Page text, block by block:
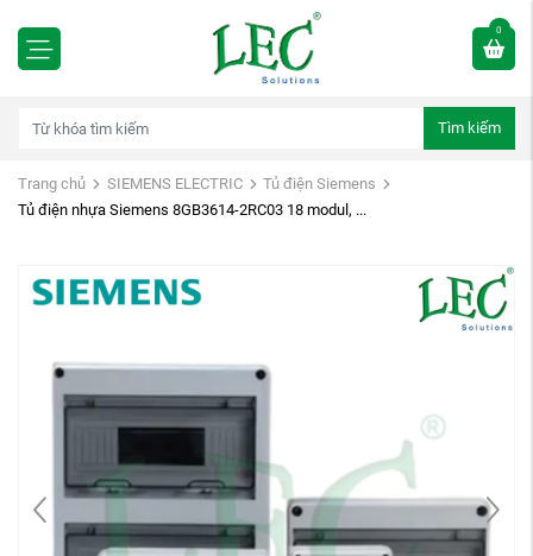
0
Tìm kiếm
Trang chủ SIEMENS ELECTRIC
Tủ điện Siemens
Tủ điện nhựa Siemens 8GB3614-2RC03 18 modul, ...